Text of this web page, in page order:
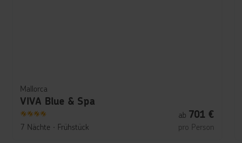
Mallorca
VIVA Blue & Spa
4
7 Nächte ∙ Frühstück
ab 701€
pro Person